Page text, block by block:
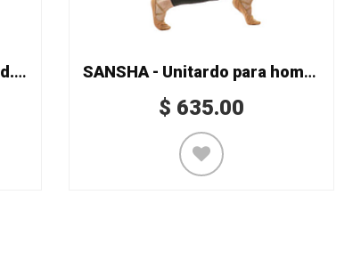
(CAP) Unitardo de short Mod. 9031C SANSHA - Unitardo para hombre Mod. KH3101C
$ 635.00